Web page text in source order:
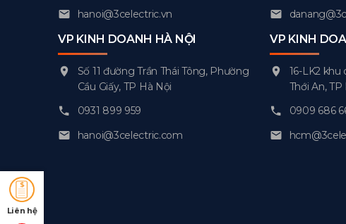
Liên hệ
hanoi@3celectric.vn
VP KINH DOANH HÀ NỘI
Số 11 đường Trần Thái Tông, Phường
Cầu Giấy, TP Hà Nội
0931 899 959
hanoi@3celectric.com
VP KINH
16-LK2
Thới An,
0909 686